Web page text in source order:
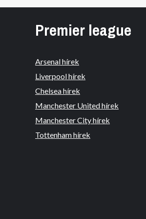
Premier league
Arsenal hírek
Liverpool hírek
Chelsea hírek
Manchester United hírek
Manchester City hírek
Tottenham hírek